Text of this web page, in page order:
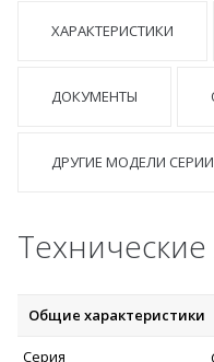
ХАРАКТЕРИСТИКИ
ДОКУМЕНТЫ
ДРУГИЕ МОДЕЛИ СЕРИИ
Технические
Общие характеристики
Серия